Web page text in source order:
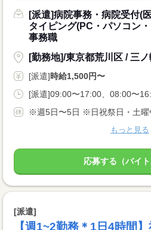
[派遣]病院事務・病院受付(
タイピング(PC・パソコン
事務職
[勤務地]/東京都荒川区 / 三ノ
[派遣]時給1,500円〜
[派遣]09:00〜17:00、08:00〜
※週5日〜5日 ※日祝祭日・土曜
もっと見る
応募する（バイト
[派遣]
【週1~2勤務＊1日4時間